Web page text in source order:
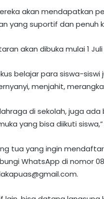
akan mendapatkan
yang suportif dan penuh
akan dibuka mulai 1
belajar para siswa-
menjahit,
di sekolah, juga
yang bisa diikuti
tua yang ingin
WhatsApp di nomor